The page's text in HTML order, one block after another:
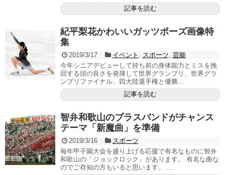
記事を読む
紀平梨花かわいいガッツポーズ画像特
集
2019/3/17 イベント スポーツ 芸能
今年シニアデビューして持ち前の身体能力とミスを挽
回する頭の良さを発揮して世界グランプリ、世界グラ
ンプリファイナル、四大陸選手権と優勝...
記事を読む
智弁和歌山のブラスバンドがチャンス
テーマ「新魔曲」を準備
2019/3/16
スポーツ
毎年甲子園大会を盛り上げる応援で有名なものに智弁
和歌山の「ジョックロック」があります。 有名な曲な
のでご存知の方もいると思います。 ...